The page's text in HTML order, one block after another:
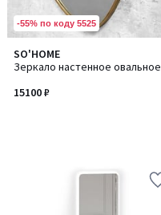
-55% по коду 5525
SO'HOME
Зеркало настенное овальное
15100 ₽